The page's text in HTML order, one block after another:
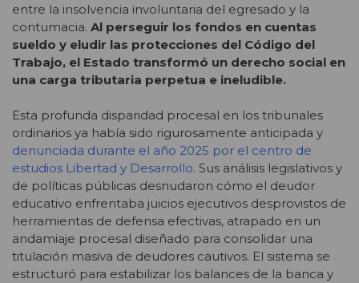
entre la insolvencia involuntaria del egresado y la
contumacia. Al perseguir los fondos en cuentas
sueldo y eludir las protecciones del Código del
Trabajo, el Estado transformó un derecho social en
una carga tributaria perpetua e ineludible.
Esta profunda disparidad procesal en los tribunales
ordinarios ya había sido rigurosamente anticipada y
denunciada durante el año 2025 por el centro de
estudios Libertad y Desarrollo. Sus análisis legislativos y
de políticas públicas desnudaron cómo el deudor
educativo enfrentaba juicios ejecutivos desprovistos de
herramientas de defensa efectivas, atrapado en un
andamiaje procesal diseñado para consolidar una
titulación masiva de deudores cautivos. El sistema se
estructuró para estabilizar los balances de la banca y